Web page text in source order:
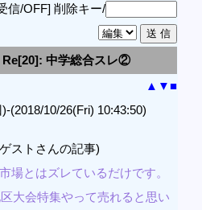
信/OFF] 削除キー/
Re[20]: 中学総合スレ②
▲ ▼■
(2018/10/26(Fri) 10:43:50)
ストさんの記事)
場とはズレているだけです。
大会特集やって売れると思い